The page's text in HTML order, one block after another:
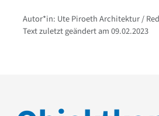
Autor*in: Ute Piroeth Architektur /
Text zuletzt geändert am 09.02.2023